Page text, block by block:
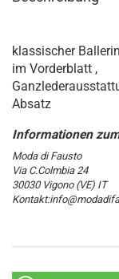
klassischer
im Vorderblatt ,
Absatz
Moda di Fausto
Via C.Colmbia 24
30030 Vigono (VE) IT